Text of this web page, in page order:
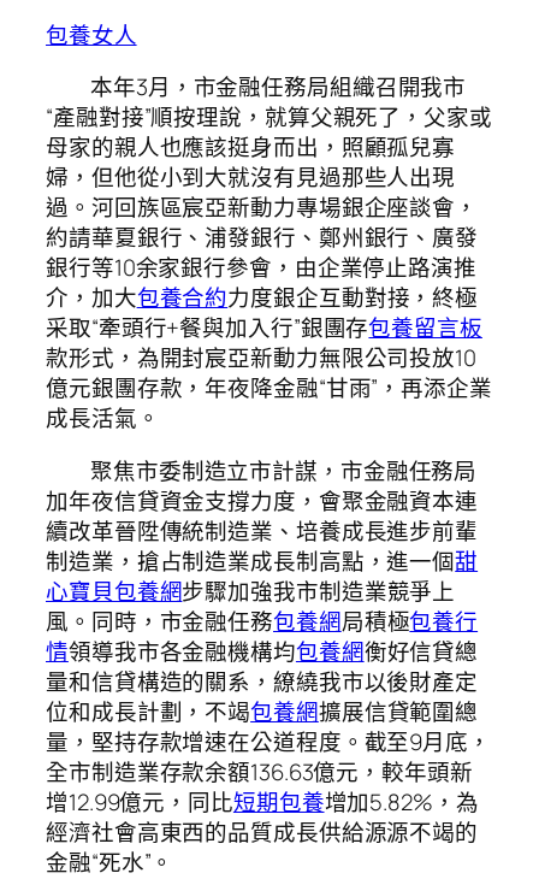
包養女人
本年3月，市金融任務局組織召開我市
“產融對接”順按理說，就算父親死了，父家或
母家的親人也應該挺身而出，照顧孤兒寡
婦，但他從小到大就沒有見過那些人出現
過。河回族區宸亞新動力專場銀企座談會，
約請華夏銀行、浦發銀行、鄭州銀行、廣發
銀行等10余家銀行參會，由企業停止路演推
介，加大包養合約力度銀企互動對接，終極
采取“牽頭行+餐與加入行”銀團存包養留言板
款形式，為開封宸亞新動力無限公司投放10
億元銀團存款，年夜降金融“甘雨”，再添企業
成長活氣。
聚焦市委制造立市計謀，市金融任務局
加年夜信貸資金支撐力度，會聚金融資本連
續改革晉陞傳統制造業、培養成長進步前輩
制造業，搶占制造業成長制高點，進一個甜
心寶貝包養網步驟加強我市制造業競爭上
風。同時，市金融任務包養網局積極包養行
情領導我市各金融機構均包養網衡好信貸總
量和信貸構造的關系，繚繞我市以後財產定
位和成長計劃，不竭包養網擴展信貸範圍總
量，堅持存款增速在公道程度。截至9月底，
全市制造業存款余額136.63億元，較年頭新
增12.99億元，同比短期包養增加5.82%，為
經濟社會高東西的品質成長供給源源不竭的
金融“死水”。